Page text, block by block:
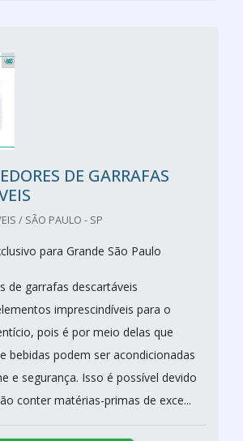
DE GARRAFAS
/ SÃO PAULO - SP
para Grande São Paulo
de garrafas descartáveis
imprescindíveis para o
pois é por meio delas que
bebidas podem ser acondicionadas
e segurança. Isso é possível devido
conter matérias-primas de exce...